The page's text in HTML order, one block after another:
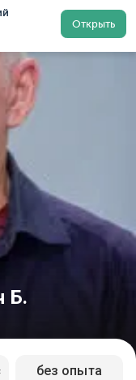
Открыть
Петербурге
Б.
без опыта